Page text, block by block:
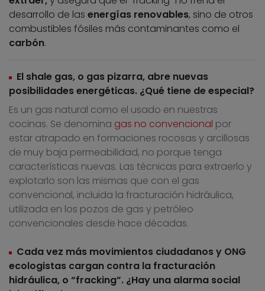
desarrollo de las energías renovables, sino de otros
combustibles fósiles más contaminantes como el
carbón.
El shale gas, o gas pizarra, abre nuevas
posibilidades energéticas. ¿Qué tiene de especial?
Es un gas natural como el usado en nuestras
cocinas. Se denomina gas no convencional por
estar atrapado en formaciones rocosas y arcillosas
de muy baja permeabilidad, no porque tenga
características nuevas. Las técnicas para extraerlo y
explotarlo son las mismas que con el gas
convencional, incluida la fracturación hidráulica,
utilizada en los pozos de gas y petróleo
convencionales desde hace décadas.
Cada vez más movimientos ciudadanos y ONG
ecologistas cargan contra la fracturación
hidráulica, o “fracking”. ¿Hay una alarma social